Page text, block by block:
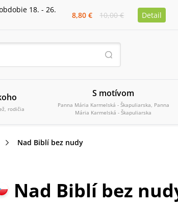
18. - 26.
8,80 € 10,00 € Detail
rodičia
S motívom
Panna Mária Karmelská - Škapuliarska, Panna
Mária Karmelská - Škapuliarska
Nad Biblí bez nudy
Nad Biblí bez